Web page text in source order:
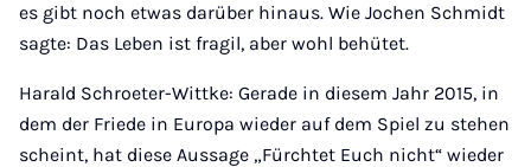
es gibt noch etwas darüber hinaus. Wie Jochen Schmidt
sagte: Das Leben ist fragil, aber wohl behütet.
Harald Schroeter-Wittke: Gerade in diesem Jahr 2015, in
dem der Friede in Europa wieder auf dem Spiel zu stehen
scheint, hat diese Aussage „Fürchtet Euch nicht“ wieder